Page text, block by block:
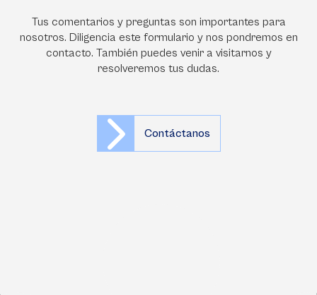
Tus comentarios y preguntas son importantes para
nosotros. Diligencia este formulario y nos pondremos en
contacto. También puedes venir a visitarnos y
resolveremos tus dudas.
Contáctanos